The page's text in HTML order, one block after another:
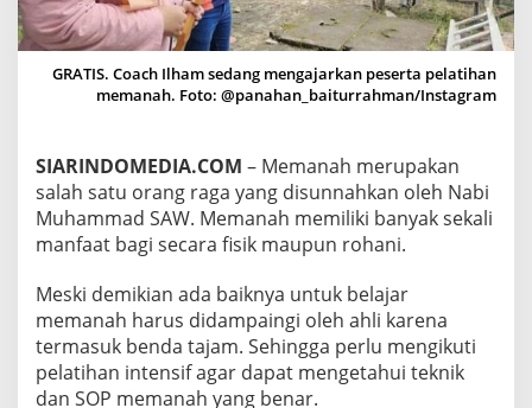
T
E
A
M
G
T
S
K
A
L
T
I
H
A
GRATIS. Coach Ilham sedang mengajarkan peserta pelatihan
memanah. Foto: @panahan_baiturrahman/Instagram
SIARINDOMEDIA.COM – Memanah merupakan
salah satu orang raga yang disunnahkan oleh Nabi
Muhammad SAW. Memanah memiliki banyak sekali
manfaat bagi secara fisik maupun rohani.
Meski demikian ada baiknya untuk belajar
memanah harus didampaingi oleh ahli karena
termasuk benda tajam. Sehingga perlu mengikuti
pelatihan intensif agar dapat mengetahui teknik
dan SOP memanah yang benar.